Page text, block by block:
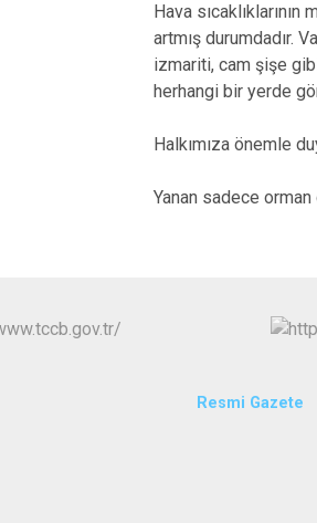
Hava
artmış durumdadır.
izmariti, cam şişe
herhangi bir yerde
Halkımıza önemle
Yanan sadece
Resmi Gazete